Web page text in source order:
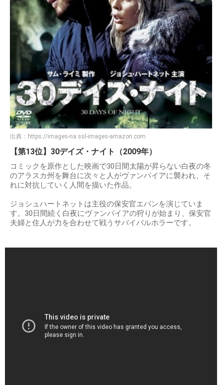
出典： https://images-na.ssl-images-amazon.com
【第13位】30デイズ・ナイト（2009年）
コミックを原作とした映画で30日間太陽が昇らない白夜の冬
のアラスカ州を舞台に次々と人がヴァンパイアに襲われ、そ
れに対抗していく人間を描いた作品。
ジョシュハートネットは主役の保安官エバンを演じていま
す。30日間続く白夜にヴァンパイアの狩りが始まり、保安官
夫婦と住人が力を合わせて戦うサバイバルホラーです。